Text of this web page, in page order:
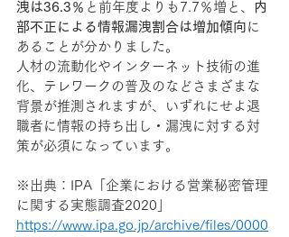
洩は36.3％ と前年度よりも7.7％増と、
内
部不正による情報漏洩割合は増加傾向 に
あることが分かりました。
人材の流動化やインターネット技術の進
化、テレワークの普及のなどさまざまな
背景が推測されますが、いずれにせよ退
職者に情報の持ち出し・漏洩に対する対
策が必須になっています。
※出典：IPA 「企業における営業秘密管理
に関する実態調査2020」
https://www.ipa.go.jp/archive/files/0000